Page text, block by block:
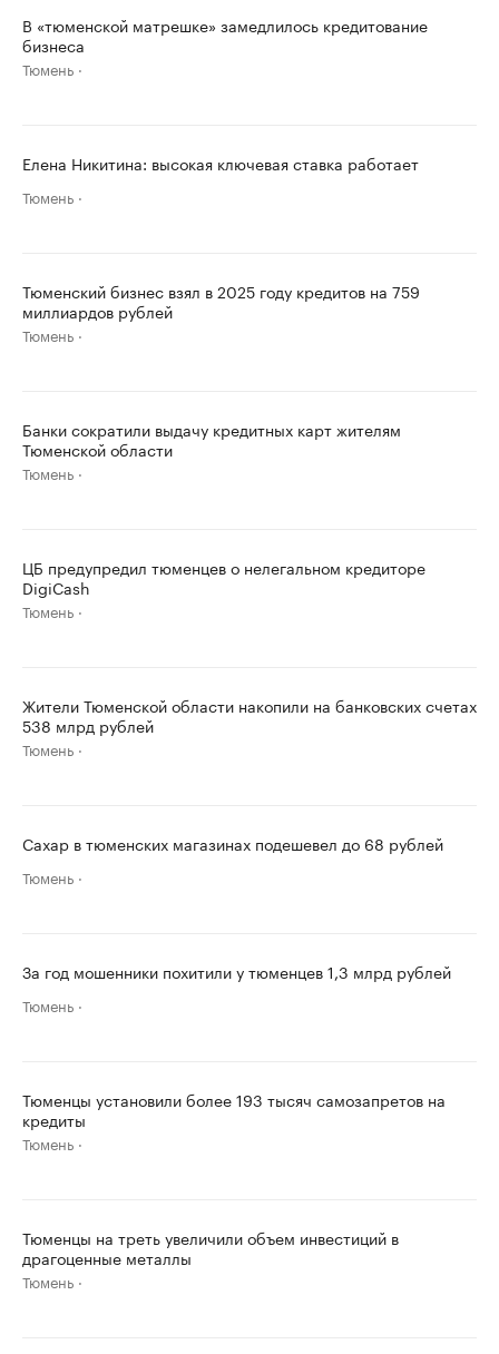
В «тюменской матрешке» замедлилось кредитование
бизнеса
Тюмень
Елена Никитина: высокая ключевая ставка работает
Тюмень
Тюменский бизнес взял в 2025 году кредитов на 759
миллиардов рублей
Тюмень
Банки сократили выдачу кредитных карт жителям
Тюменской области
Тюмень
ЦБ предупредил тюменцев о нелегальном кредиторе
DigiCash
Тюмень
Жители Тюменской области накопили на банковских счетах
538 млрд рублей
Тюмень
Сахар в тюменских магазинах подешевел до 68 рублей
Тюмень
За год мошенники похитили у тюменцев 1,3 млрд рублей
Тюмень
Тюменцы установили более 193 тысяч самозапретов на
кредиты
Тюмень
Тюменцы на треть увеличили объем инвестиций в
драгоценные металлы
Тюмень